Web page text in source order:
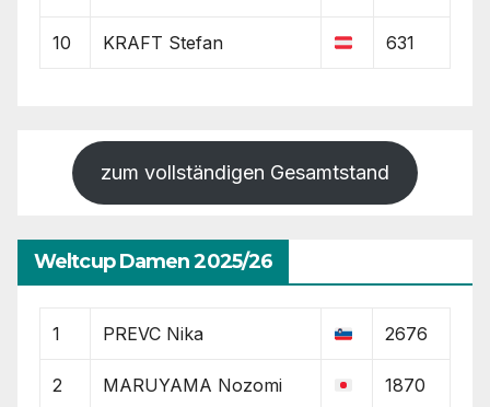
10 KRAFT Stefan 631
zum vollständigen Gesamtstand
Weltcup Damen 2025/26
1 PREVC Nika 2676
2 MARUYAMA Nozomi 1870